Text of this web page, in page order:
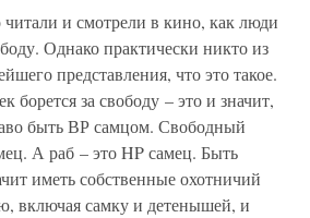
и смотрели в кино, как люди
Однако практически никто из
представления, что это такое.
борется за свободу – это и значит,
быть ВР самцом. Свободный
А раб – это HP самец. Быть
иметь собственные охотничий
включая самку и детенышей, и